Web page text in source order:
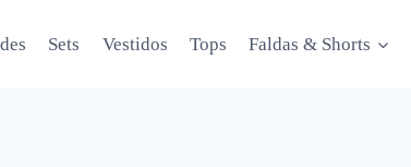
Sets Vestidos Tops Faldas & Shorts